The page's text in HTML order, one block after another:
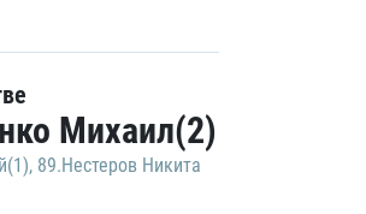
Михаил(2)
, 89.Нестеров Никита